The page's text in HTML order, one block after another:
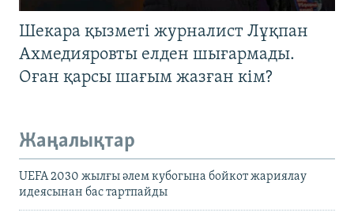
Шекара қызметі журналист Лұқпан
Ахмедияровты елден шығармады.
Оған қарсы шағым жазған кім?
Жаңалықтар
UEFA 2030 жылғы әлем кубогына бойкот жариялау
идеясынан бас тартпайды